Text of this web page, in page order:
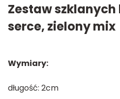
Zestaw
serce, zielony mix
Wymiary:
długość: 2cm